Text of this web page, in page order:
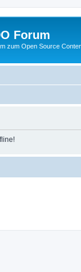
Forum
zum Open Source